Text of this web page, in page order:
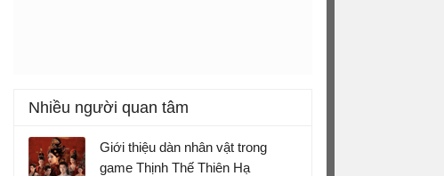
Nhiều người quan tâm
Giới thiệu dàn nhân vật trong
game Thịnh Thế Thiên Hạ